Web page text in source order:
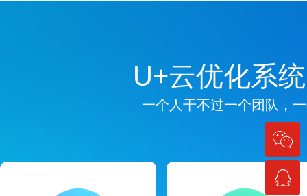
U+云优化系
一个人干不过一个团队，